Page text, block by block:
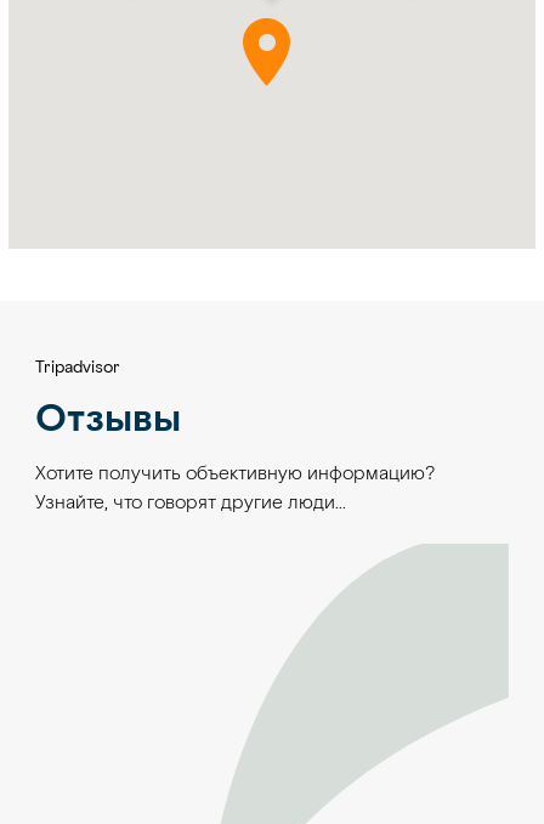
Tripadvisor
Отзывы
Хотите получить объективную информацию?
Узнайте, что говорят другие люди…